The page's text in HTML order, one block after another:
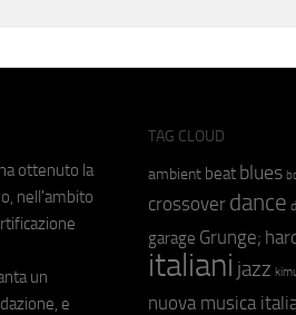
ottenuto la
nell'ambito
un
e
TAG CLOUD
ambient beat blues
crossover dance
garage Grunge;
italiani jazz
nuova musica